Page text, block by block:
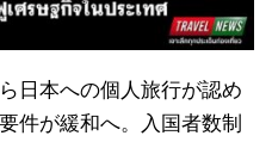
日本への個人旅行が認め
件が緩和へ。入国者数制